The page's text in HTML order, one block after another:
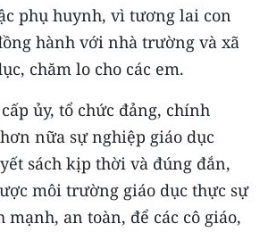
Cửu Long
Nội
Hồ Chí Minh
phụ huynh, vì tương lai con
hành với nhà trường và xã
chăm lo cho các em.
ủy, tổ chức đảng, chính
nữa sự nghiệp giáo dục
sách kịp thời và đúng đắn,
môi trường giáo dục thực sự
mạnh, an toàn, để các cô giáo,